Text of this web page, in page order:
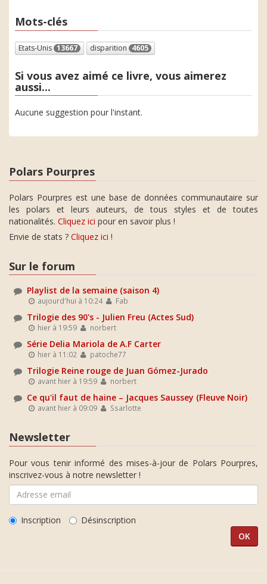
Mots-clés
Etats-Unis 13667 disparition 4605
Si vous avez aimé ce livre, vous aimerez
aussi...
Aucune suggestion pour l'instant.
Polars Pourpres
Polars Pourpres est une base de données communautaire sur
les polars et leurs auteurs, de tous styles et de toutes
nationalités. Cliquez ici pour en savoir plus !
Envie de stats ? Cliquez ici !
Sur le forum
Playlist de la semaine (saison 4)
aujourd'hui à 10:24 Fab
Trilogie des 90's - Julien Freu (Actes Sud)
hier à 19:59 norbert
Série Delia Mariola de A.F Carter
hier à 11:02 patoche77
Trilogie Reine rouge de Juan Gómez-Jurado
avant hier à 19:59 norbert
Ce qu'il faut de haine – Jacques Saussey (Fleuve Noir)
avant hier à 09:09 Ssarlotte
Newsletter
Pour vous tenir informé des mises-à-jour de Polars Pourpres,
inscrivez-vous à notre newsletter !
Inscription Désinscription